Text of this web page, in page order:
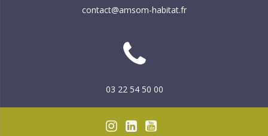
contact@amsom-habitat.fr
03 22 54 50 00